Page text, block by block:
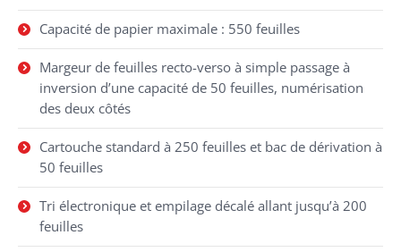
Capacité de papier maximale : 550 feuilles
Margeur de feuilles recto-verso à simple passage à
inversion d’une capacité de 50 feuilles, numérisation
des deux côtés
Cartouche standard à 250 feuilles et bac de dérivation à
50 feuilles
Tri électronique et empilage décalé allant jusqu’à 200
feuilles